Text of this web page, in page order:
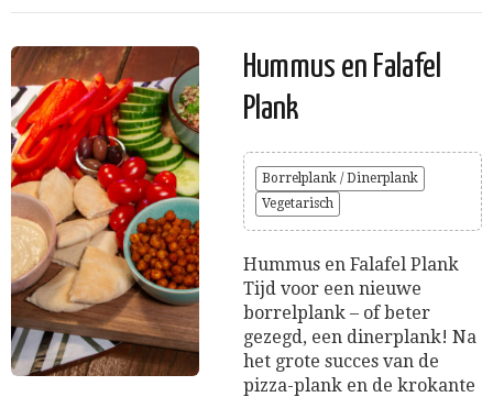
Hummus en Falafel
Plank
Borrelplank / Dinerplank
Vegetarisch
Hummus en Falafel Plank
Tijd voor een nieuwe
borrelplank – of beter
gezegd, een dinerplank! Na
het grote succes van de
pizza-plank en de krokante